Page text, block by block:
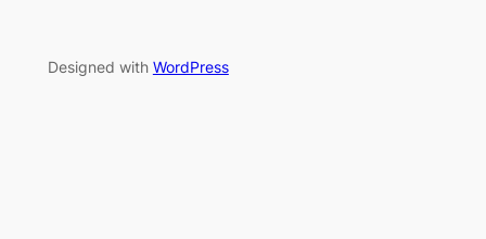
Designed with WordPress